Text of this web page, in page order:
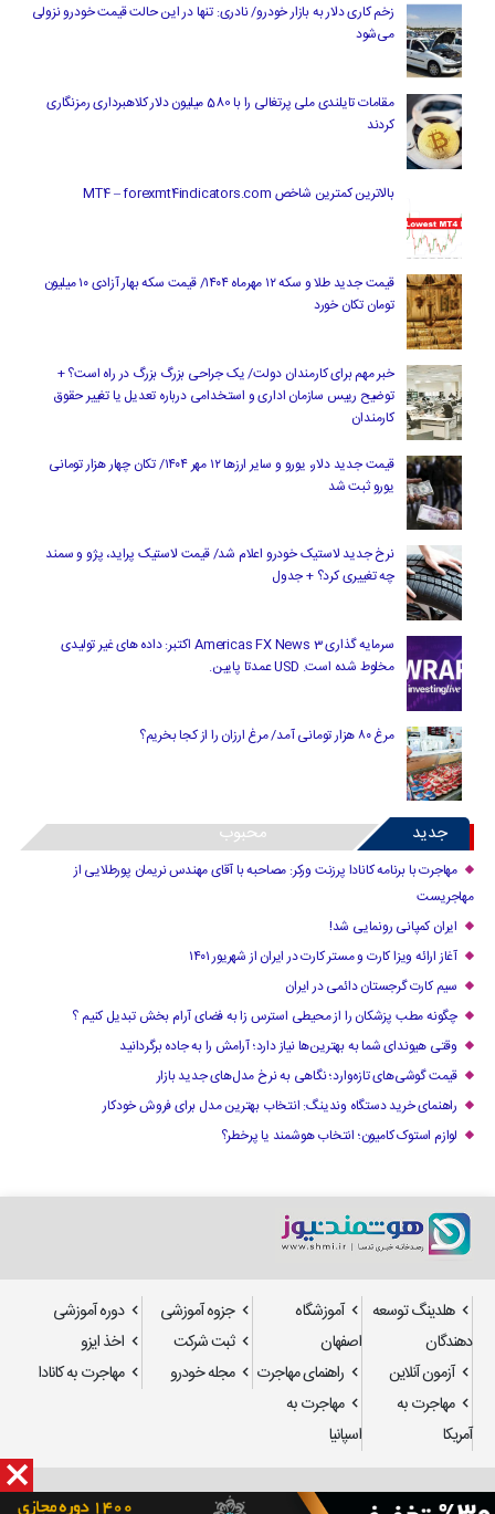
زخم کاری دلار به بازار خودرو/ نادری: تنها در این حالت قیمت خودرو نزولی
می‌شود
مقامات تایلندی ملی پرتغالی را با 580 میلیون دلار کلاهبرداری رمزنگاری
کردند
بالاترین کمترین شاخص MT4 – forexmt4indicators.com
قیمت جدید طلا و سکه ۱۲ مهرماه ۱۴۰۴/ قیمت سکه بهار آزادی ۱۰ میلیون
تومان تکان خورد
خبر مهم برای کارمندان دولت/ یک جراحی بزرگ بزرگ در راه است؟ +
توضیح رییس سازمان اداری و استخدامی درباره تعدیل یا تغییر حقوق
کارمندان
قیمت جدید دلار، یورو و سایر ارزها ۱۲ مهر ۱۴۰۴/ تکان چهار هزار تومانی
یورو ثبت شد
نرخ جدید لاستیک خودرو اعلام شد/ قیمت لاستیک پراید، پژو و سمند
چه تغییری کرد؟ + جدول
سرمایه گذاری Americas FX News 3 اکتبر: داده های غیر تولیدی
مخلوط شده است. USD عمدتا پایین.
مرغ ۸۰ هزار تومانی آمد/ مرغ ارزان را از کجا بخریم؟
جدید محبوب
مهاجرت با برنامه کانادا پرزنت ورکر: مصاحبه با آقای مهندس نریمان پورطلایی از
مهاجریست
ایران کمپانی رونمایی شد!
آغاز ارائه ویزا کارت و مستر کارت در ایران از شهریور ۱۴۰۱
سیم کارت گرجستان دائمی در ایران
چگونه مطب پزشکان را از محیطی استرس زا به فضای آرام بخش تبدیل کنیم ؟
وقتی هیوندای شما به بهترین‌ها نیاز دارد؛ آرامش را به جاده برگردانید
قیمت گوشی‌های تازه‌وارد؛ نگاهی به نرخ مدل‌های جدید بازار
راهنمای خرید دستگاه وندینگ: انتخاب بهترین مدل برای فروش خودکار
لوازم استوک کامیون؛ انتخاب هوشمند یا پرخطر؟
هلدینگ توسعه
دهندگان
آموزشگاه
اصفهان
جزوه آموزشی
دوره آموزشی
ثبت شرکت
اخذ ایزو
آزمون آنلاین
راهنمای مهاجرت مجله خودرو
مهاجرت به کانادا
مهاجرت به
آمریکا
مهاجرت به
اسپانیا